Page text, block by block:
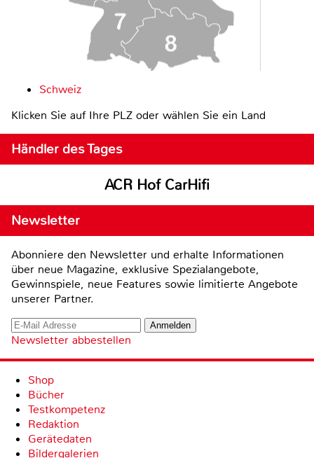
Schweiz
Klicken Sie auf Ihre PLZ oder wählen Sie ein Land
Händler des Tages
ACR Hof CarHifi
Newsletter
Abonniere den Newsletter und erhalte Informationen
über neue Magazine, exklusive Spezialangebote,
Gewinnspiele, neue Features sowie limitierte Angebote
unserer Partner.
Newsletter abbestellen
Shop
Bücher
Testkompetenz
Redaktion
Gerätedaten
Bildergalerien